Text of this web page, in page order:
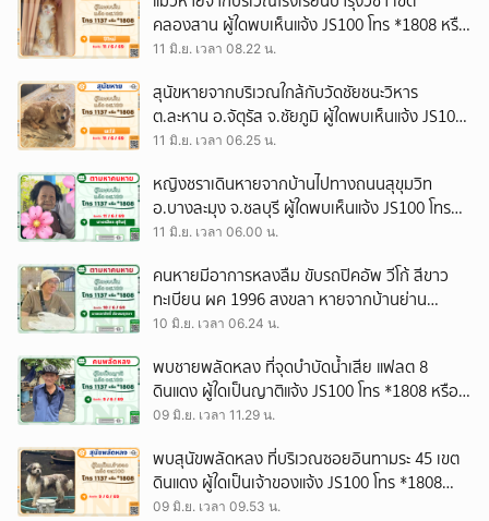
คลองสาน ผู้ใดพบเห็นแจ้ง JS100 โทร *1808 หรือ
1137
11 มิ.ย. เวลา 08.22 น.
สุนัขหายจากบริเวณใกล้กับวัดชัยชนะวิหาร
ต.ละหาน อ.จัตุรัส จ.ชัยภูมิ ผู้ใดพบเห็นแจ้ง JS100
โทร *1808 หรือ 1137
11 มิ.ย. เวลา 06.25 น.
หญิงชราเดินหายจากบ้านไปทางถนนสุขุมวิท
อ.บางละมุง จ.ชลบุรี ผู้ใดพบเห็นแจ้ง JS100 โทร
*1808 หรือ 1137
11 มิ.ย. เวลา 06.00 น.
คนหายมีอาการหลงลืม ขับรถปิคอัพ วีโก้ สีขาว
ทะเบียน ผค 1996 สงขลา หายจากบ้านย่าน
ซ.พระยาสุเรนทร์ 44 กทม. ผู้ใดพบเห็นแจ้ง JS100
10 มิ.ย. เวลา 06.24 น.
พบชายพลัดหลง ที่จุดบำบัดน้ำเสีย แฟลต 8
ดินแดง ผู้ใดเป็นญาติแจ้ง JS100 โทร *1808 หรือ
1137
09 มิ.ย. เวลา 11.29 น.
พบสุนัขพลัดหลง ที่บริเวณซอยอินทามระ 45 เขต
ดินแดง ผู้ใดเป็นเจ้าของแจ้ง JS100 โทร *1808
หรือ 1137
09 มิ.ย. เวลา 09.53 น.